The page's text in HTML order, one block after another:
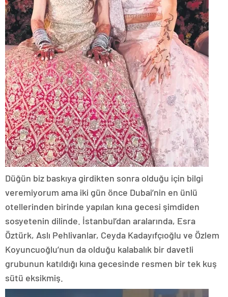
Düğün biz baskıya girdikten sonra olduğu için bilgi
veremiyorum ama iki gün önce Dubai’nin en ünlü
otellerinden birinde yapılan kına gecesi şimdiden
sosyetenin dilinde. İstanbul’dan aralarında, Esra
Öztürk, Aslı Pehlivanlar, Ceyda Kadayıfçıoğlu ve Özlem
Koyuncuoğlu’nun da olduğu kalabalık bir davetli
grubunun katıldığı kına gecesinde resmen bir tek kuş
sütü eksikmiş.